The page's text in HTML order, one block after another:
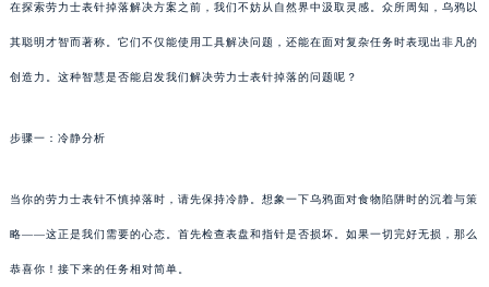
在探索劳力士表针掉落解决方案之前，我们不妨从自然界中汲取灵感。众所周知，乌鸦以
其聪明才智而著称。它们不仅能使用工具解决问题，还能在面对复杂任务时表现出非凡的
创造力。这种智慧是否能启发我们解决劳力士表针掉落的问题呢？
步骤一：冷静分析
当你的劳力士表针不慎掉落时，请先保持冷静。想象一下乌鸦面对食物陷阱时的沉着与策
略——这正是我们需要的心态。首先检查表盘和指针是否损坏。如果一切完好无损，那么
恭喜你！接下来的任务相对简单。